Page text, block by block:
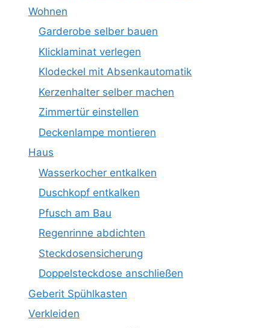
Wohnen
Garderobe selber bauen
Klicklaminat verlegen
Klodeckel mit Absenkautomatik
Kerzenhalter selber machen
Zimmertür einstellen
Deckenlampe montieren
Haus
Wasserkocher entkalken
Duschkopf entkalken
Pfusch am Bau
Regenrinne abdichten
Steckdosensicherung
Doppelsteckdose anschließen
Geberit Spühlkasten
Verkleiden